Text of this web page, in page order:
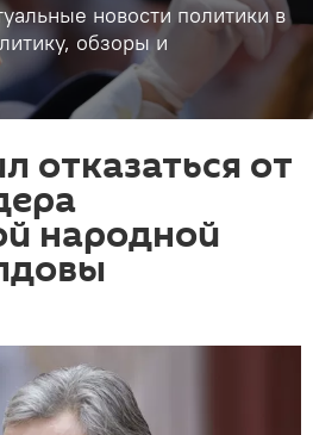
новости политики в
обзоры и
отказаться от
народной